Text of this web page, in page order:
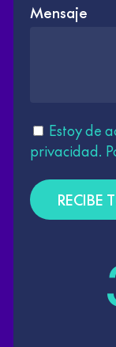
Mensaje
*
Estoy de
privacidad.
RECIBE